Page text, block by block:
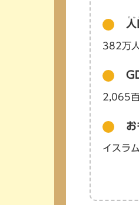
人
じん
382万人
2,065
お
イスラ